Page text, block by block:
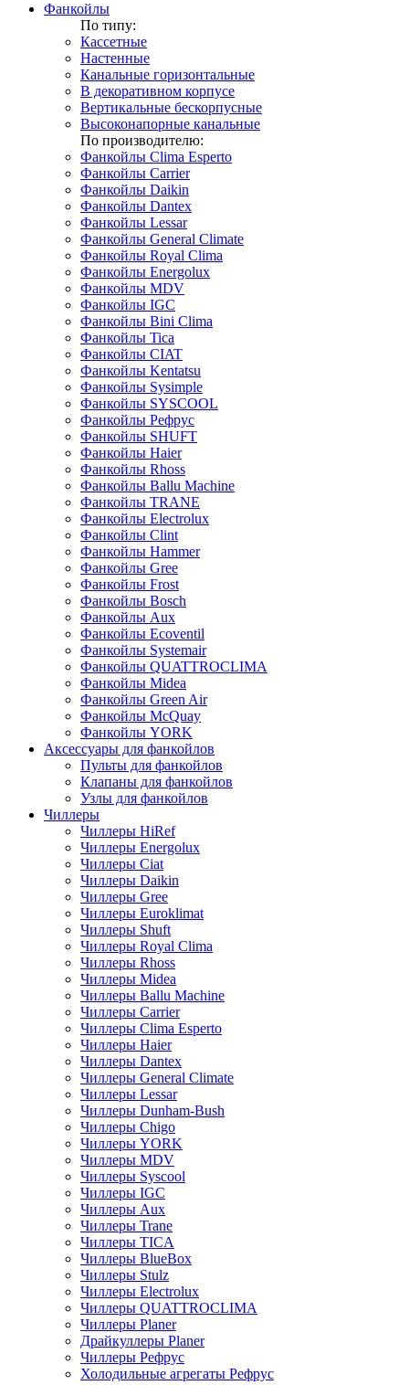
Фанкойлы
По типу:
Кассетные
Настенные
Канальные горизонтальные
В декоративном корпусе
Вертикальные бескорпусные
Высоконапорные канальные
По производителю:
Фанкойлы Clima Esperto
Фанкойлы Carrier
Фанкойлы Daikin
Фанкойлы Dantex
Фанкойлы Lessar
Фанкойлы General Climate
Фанкойлы Royal Clima
Фанкойлы Energolux
Фанкойлы MDV
Фанкойлы IGC
Фанкойлы Bini Clima
Фанкойлы Tica
Фанкойлы CIAT
Фанкойлы Kentatsu
Фанкойлы Sysimple
Фанкойлы SYSCOOL
Фанкойлы Рефрус
Фанкойлы SHUFT
Фанкойлы Haier
Фанкойлы Rhoss
Фанкойлы Ballu Machine
Фанкойлы TRANE
Фанкойлы Electrolux
Фанкойлы Clint
Фанкойлы Hammer
Фанкойлы Gree
Фанкойлы Frost
Фанкойлы Bosch
Фанкойлы Aux
Фанкойлы Ecoventil
Фанкойлы Systemair
Фанкойлы QUATTROCLIMA
Фанкойлы Midea
Фанкойлы Green Air
Фанкойлы McQuay
Фанкойлы YORK
Аксессуары для фанкойлов
Пульты для фанкойлов
Клапаны для фанкойлов
Узлы для фанкойлов
Чиллеры
Чиллеры HiRef
Чиллеры Energolux
Чиллеры Ciat
Чиллеры Daikin
Чиллеры Gree
Чиллеры Euroklimat
Чиллеры Shuft
Чиллеры Royal Clima
Чиллеры Rhoss
Чиллеры Midea
Чиллеры Ballu Machine
Чиллеры Carrier
Чиллеры Clima Esperto
Чиллеры Haier
Чиллеры Dantex
Чиллеры General Climate
Чиллеры Lessar
Чиллеры Dunham-Bush
Чиллеры Chigo
Чиллеры YORK
Чиллеры MDV
Чиллеры Syscool
Чиллеры IGC
Чиллеры Aux
Чиллеры Trane
Чиллеры TICA
Чиллеры BlueBox
Чиллеры Stulz
Чиллеры Electrolux
Чиллеры QUATTROCLIMA
Чиллеры Planer
Драйкуллеры Planer
Чиллеры Рефрус
Холодильные агрегаты Рефрус